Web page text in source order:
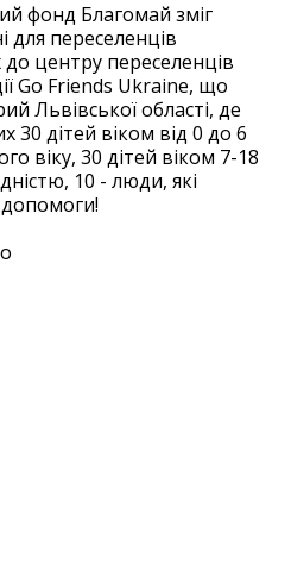
фонд Благомай зміг
для переселенців
до центру переселенців
Go Friends Ukraine, що
Львівської області, де
30 дітей віком від 0 до 6
віку, 30 дітей віком 7-18
10 - люди, які